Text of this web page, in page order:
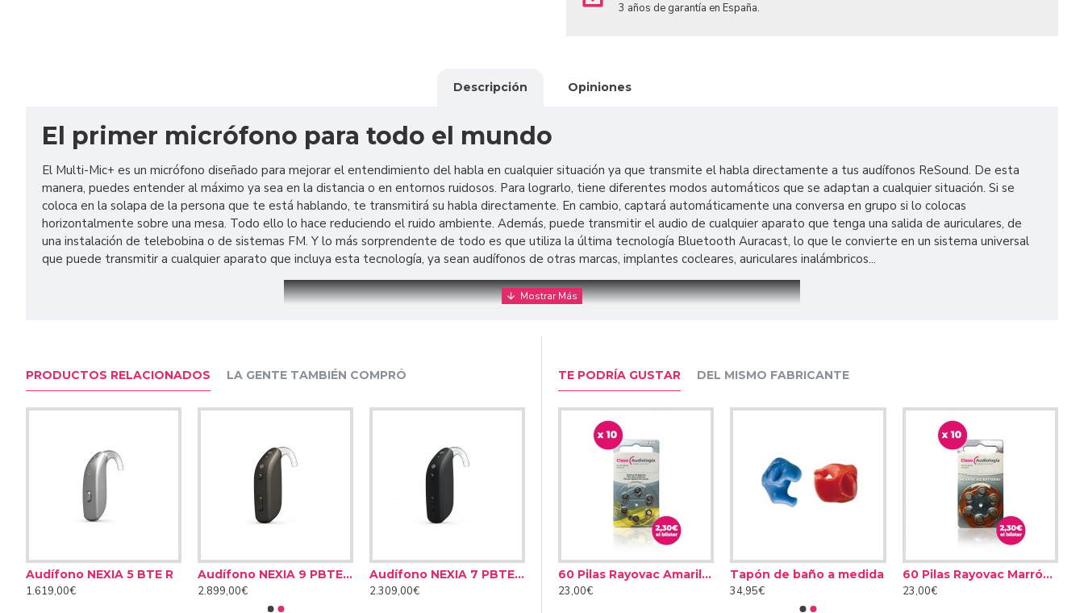
3 años de garantía en España.
Descripción Opiniones
El primer micrófono para todo el mundo
El Multi-Mic+ es un micrófono diseñado para mejorar el entendimiento del habla en cualquier situación ya que transmite el habla directamente a tus audífonos ReSound. De esta
manera, puedes entender al máximo ya sea en la distancia o en entornos ruidosos. Para lograrlo, tiene diferentes modos automáticos que se adaptan a cualquier situación. Si se
coloca en la solapa de la persona que te está hablando, te transmitirá su habla directamente. En cambio, captará automáticamente una conversa en grupo si lo colocas
horizontalmente sobre una mesa. Todo ello lo hace reduciendo el ruido ambiente. Además, puede transmitir el audio de cualquier aparato que tenga una salida de auriculares, de
una instalación de telebobina o de sistemas FM. Y lo más sorprendente de todo es que utiliza la última tecnología Bluetooth Auracast, lo que le convierte en un sistema universal
que puede transmitir a cualquier aparato que incluya esta tecnología, ya sean audífonos de otras marcas, implantes cocleares, auriculares inalámbricos...
Características:
PRODUCTOS RELACIONADOS LA GENTE TAMBIÉN COMPRÓ
Audífono NEXIA 5 BTE R
1.619,00€
Audífono NEXIA 9 PBTE R
2.899,00€
Audífono NEXIA 7 PBTE R
2.309,00€
TE PODRÍA GUSTAR DEL MISMO FABRICANTE
8,50€
14,90€
12,00€
60 Pilas Rayovac Amarilla tipo 10 (10 packs)
23,00€
Tapón de baño a medida
34,95€
60 Pilas Rayovac Marrón tipo 312 (10 packs)
23,00€